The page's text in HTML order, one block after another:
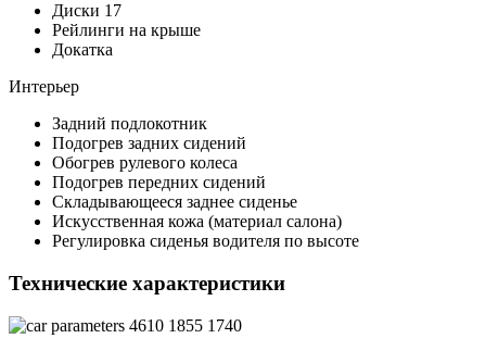
Диски 17
Рейлинги на крыше
Докатка
Интерьер
Задний подлокотник
Подогрев задних сидений
Обогрев рулевого колеса
Подогрев передних сидений
Складывающееся заднее сиденье
Искусственная кожа (материал салона)
Регулировка сиденья водителя по высоте
Технические характеристики
4610 1855 1740